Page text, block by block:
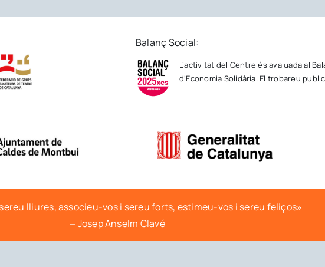
Balanç Social:
L’activitat del Centre és avaluada al
d’Economia Solidària. El trobareu
lliures, associeu-vos i sereu forts, estimeu-vos i sereu feliços»
⏤ Josep Anselm Clavé